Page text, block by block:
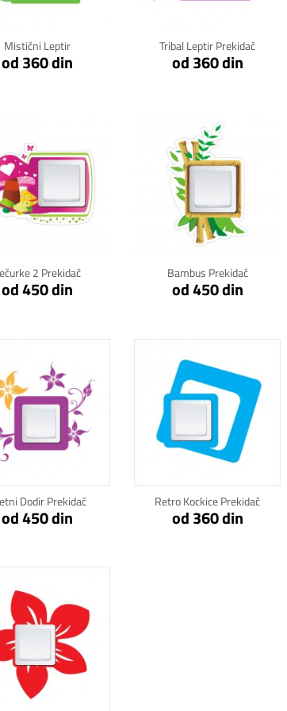
Mistični Leptir
od 360 din
Tribal Leptir Prekidač
od 360 din
2 Prekidač
od 450 din
Klikni za detalje
Bambus Prekidač
od 450 din
Klikni za detalje
Dodir Prekidač
od 450 din
Klikni za detalje
Retro Kockice Prekidač
od 360 din
Klikni za detalje
Klikni za detalje